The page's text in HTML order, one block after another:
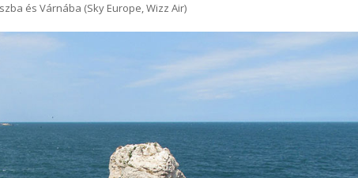
és Várnába (Sky Europe, Wizz Air)